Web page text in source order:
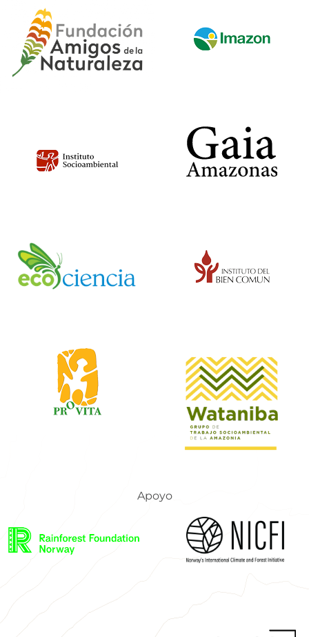
Apoyo